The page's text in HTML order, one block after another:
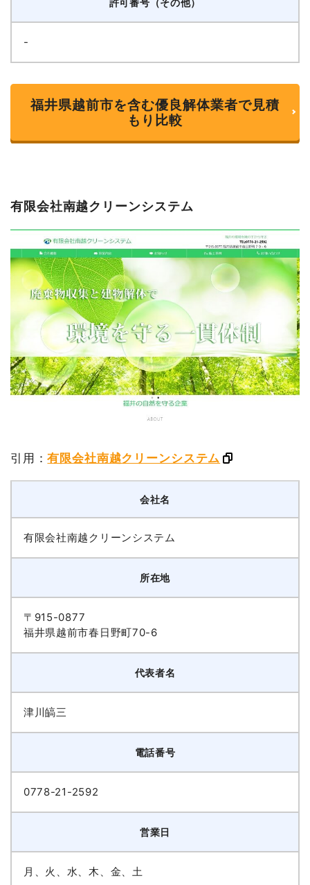
許可番号（その他）
-
福井県越前市を含む優良解体業者で見積
もり比較
有限会社南越クリーンシステム
引用：有限会社南越クリーンシステム
会社名
有限会社南越クリーンシステム
所在地
〒915-0877
福井県越前市春日野町70-6
代表者名
津川皜三
電話番号
0778-21-2592
営業日
月、火、水、木、金、土